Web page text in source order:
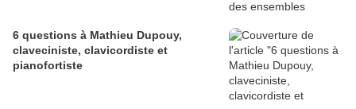
6 questions à Mathieu Dupouy,
claveciniste, clavicordiste et
pianofortiste